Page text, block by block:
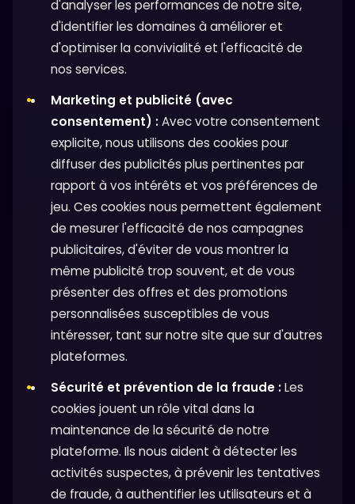
d'analyser les performances de notre site,
d'identifier les domaines à améliorer et
d'optimiser la convivialité et l'efficacité de
nos services.
Marketing et publicité (avec
consentement) :Avec votre consentement
explicite, nous utilisons des cookies pour
diffuser des publicités plus pertinentes par
rapport à vos intérêts et vos préférences de
jeu. Ces cookies nous permettent également
de mesurer l'efficacité de nos campagnes
publicitaires, d'éviter de vous montrer la
même publicité trop souvent, et de vous
présenter des offres et des promotions
personnalisées susceptibles de vous
intéresser, tant sur notre site que sur d'autres
plateformes.
Sécurité et prévention de la fraude :Les
cookies jouent un rôle vital dans la
maintenance de la sécurité de notre
plateforme. Ils nous aident à détecter les
activités suspectes, à prévenir les tentatives
de fraude, à authentifier les utilisateurs et à